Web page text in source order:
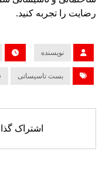
رضایت را تجربه کنید.
نویسنده
بست تاسیساتی